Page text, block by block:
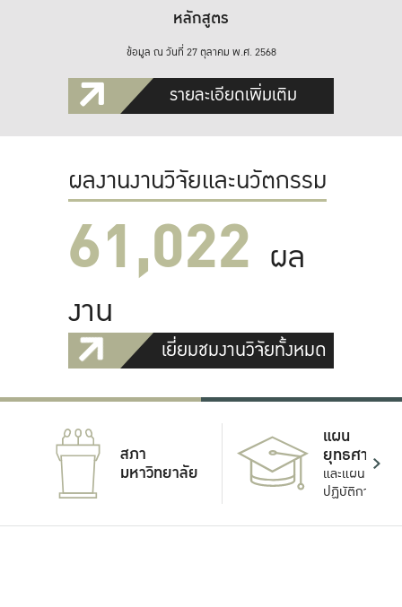
หลักสูตร
ข้อมูล ณ วันที่ 27 ตุลาคม พ.ศ. 2568
รายละเอียดเพิ่มเติม
ผลงานงานวิจัยและนวัตกรรม
61,022 ผล
งาน
เยี่ยมชมงานวิจัยทั้งหมด
สภา
มหาวิทยาลัย
แผน
ยุทธศาสตร์
และแผน
ปฏิบัติการ